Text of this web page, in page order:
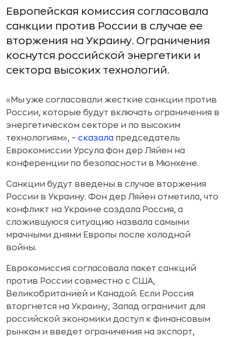
Европейская комиссия согласовала
санкции против России в случае ее
вторжения на Украину. Ограничения
коснутся российской энергетики и
сектора высоких технологий.
«Мы уже согласовали жесткие санкции против
России, которые будут включать ограничения в
энергетическом секторе и по высоким
технологиям», – сказала председатель
Еврокомиссии Урсула фон дер Ляйен на
конференции по безопасности в Мюнхене.
Санкции будут введены в случае вторжения
России в Украину. Фон дер Ляйен отметила, что
конфликт на Украине создала Россия, а
сложившуюся ситуацию назвала самыми
мрачными днями Европы после холодной
войны.
Еврокомиссия согласовала пакет санкций
против России совместно с США,
Великобританией и Канадой. Если Россия
вторгнется на Украину, Запад ограничит для
российской экономики доступ к финансовым
рынкам и введет ограничения на экспорт,